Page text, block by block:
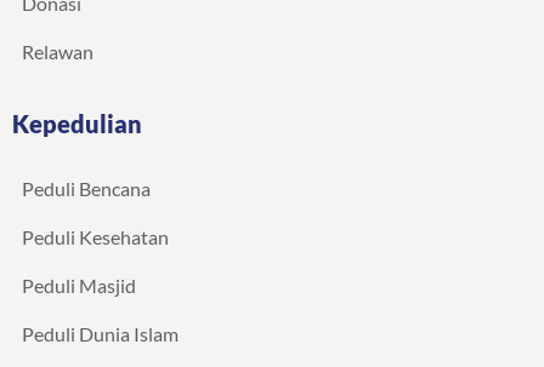
Relawan
Kepedulian
Peduli Bencana
Peduli Kesehatan
Peduli Masjid
Peduli Dunia Islam